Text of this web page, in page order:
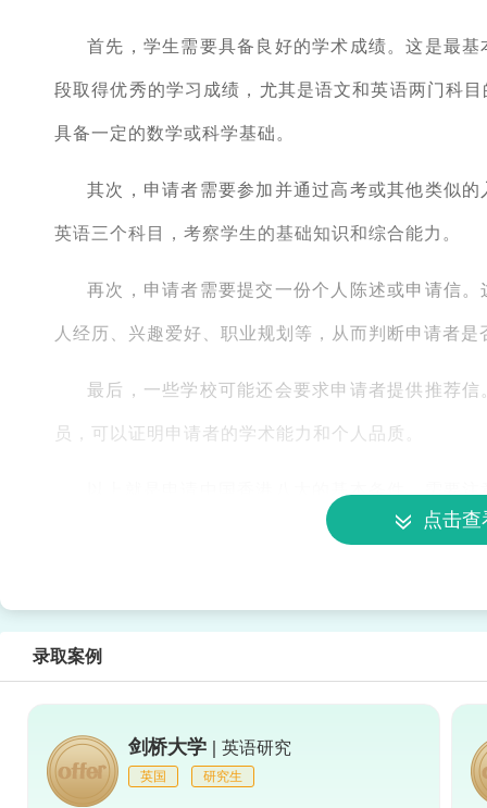
首先，学生需要具备良好的学术成绩。这是最
段取得优秀的学习成绩，尤其是语文和英语两门科
具备一定的数学或科学基础。
其次，申请者需要参加并通过高考或其他类似
英语三个科目，考察学生的基础知识和综合能力。
再次，申请者需要提交一份个人陈述或申请信
人经历、兴趣爱好、职业规划等，从而判断申请者
最后，一些学校可能还会要求申请者提供推荐
员，可以证明申请者的学术能力和个人品质。
所不同，因此在申请前，建议学生详细查阅学校的
点击
录取案例
剑桥大学 | 英语研究
英国 研究生